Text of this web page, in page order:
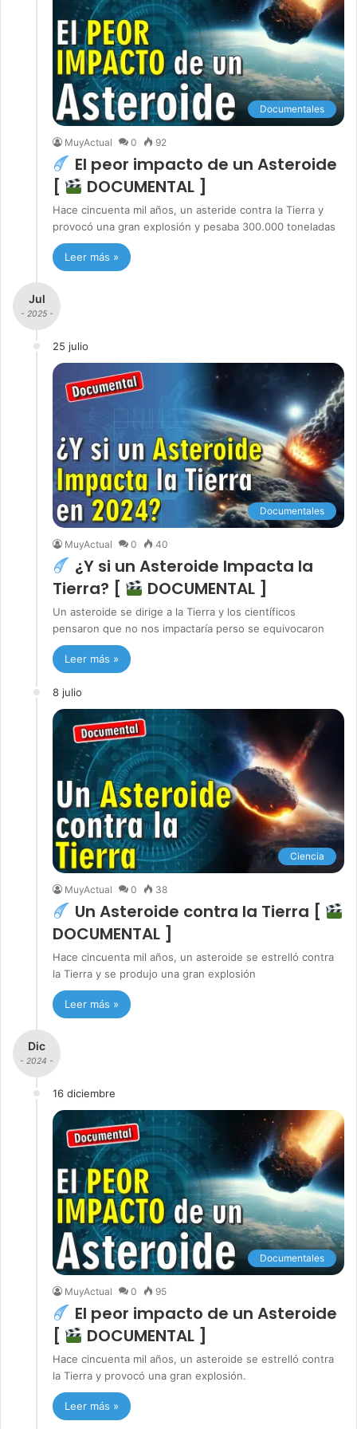
Documentales
MuyActual 0 92
El peor impacto de un Asteroide
[
DOCUMENTAL ]
Hace cincuenta mil años, un asteride contra la Tierra y
provocó una gran explosión y pesaba 300.000 toneladas
Leer más »
Jul
- 2025 -
25 julio
Documentales
MuyActual 0 40
¿Y si un Asteroide Impacta la
Tierra? [
DOCUMENTAL ]
Un asteroide se dirige a la Tierra y los científicos
pensaron que no nos impactaría perso se equivocaron
Leer más »
8 julio
Ciencia
MuyActual 0 38
Un Asteroide contra la Tierra [
DOCUMENTAL ]
Hace cincuenta mil años, un asteroide se estrelló contra
la Tierra y se produjo una gran explosión
Leer más »
Dic
- 2024 -
16 diciembre
Documentales
MuyActual 0 95
El peor impacto de un Asteroide
[
DOCUMENTAL ]
Hace cincuenta mil años, un asteroide se estrelló contra
la Tierra y provocó una gran explosión.
Leer más »